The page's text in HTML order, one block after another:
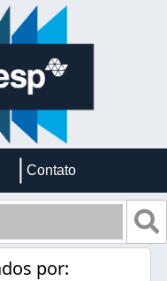
Contato
por: